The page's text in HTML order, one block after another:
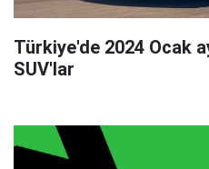
Türkiye'de 2024 Ocak
SUV'lar